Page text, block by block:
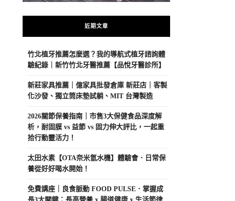
近期文章
竹北植牙推薦怎麼選？我的導航式植牙諮詢體
驗紀錄｜新竹竹北牙醫推薦【品悅牙醫診所】
新莊家具推薦｜億家具批發倉庫 新莊店｜客製
化沙發、獨立筒床墊試躺、MIT 台灣製造
2026關節保養指南｜市售3大保健食品深度解
析，耐固膜 vs 益節 vs 固力伸大評比，一起重
拾行動靈活力！
太田水素【OTA奈米氫水機】體驗會．日常保
養從好好喝水開始！
免費講座｜良食脈動 FOOD PULSE．掌握成